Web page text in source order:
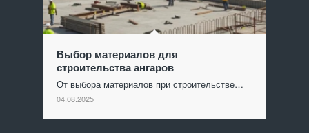
Выбор материалов для
строительства ангаров
От выбора материалов при строительстве…
04.08.2025